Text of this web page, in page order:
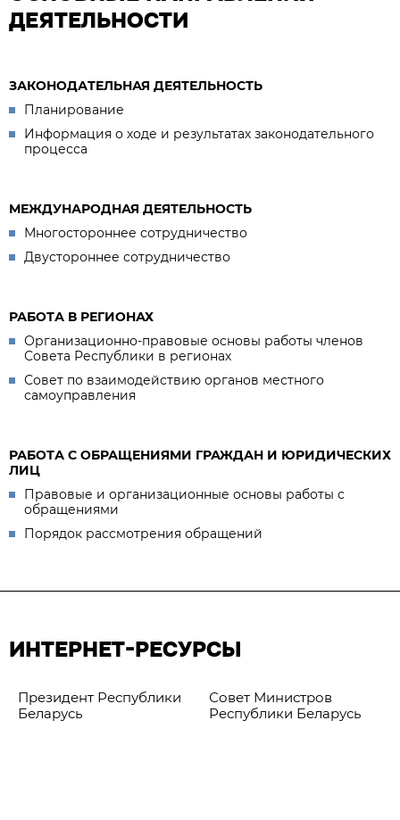
ДЕЯТЕЛЬНОСТИ
ЗАКОНОДАТЕЛЬНАЯ ДЕЯТЕЛЬНОСТЬ
Планирование
Информация о ходе и результатах законодательного
процесса
МЕЖДУНАРОДНАЯ ДЕЯТЕЛЬНОСТЬ
Многостороннее сотрудничество
Двустороннее сотрудничество
РАБОТА В РЕГИОНАХ
Организационно-правовые основы работы членов
Совета Республики в регионах
Совет по взаимодействию органов местного
самоуправления
РАБОТА С ОБРАЩЕНИЯМИ ГРАЖДАН И ЮРИДИЧЕСКИХ
ЛИЦ
Правовые и организационные основы работы с
обращениями
Порядок рассмотрения обращений
ИНТЕРНЕТ-РЕСУРСЫ
Президент Республики
Беларусь
Совет Министров
Республики Беларусь